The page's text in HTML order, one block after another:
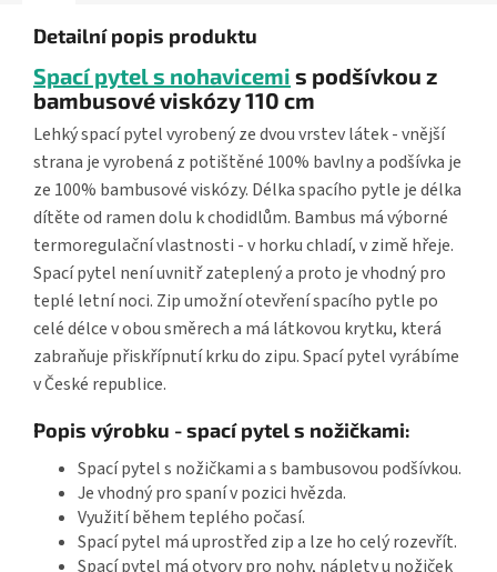
Detailní popis produktu
Spací pytel s nohavicemi s podšívkou z
bambusové viskózy 110 cm
Lehký spací pytel vyrobený ze dvou vrstev látek - vnější
strana je vyrobená z potištěné 100% bavlny a podšívka je
ze 100% bambusové viskózy. Délka spacího pytle je délka
dítěte od ramen dolu k chodidlům. Bambus má výborné
termoregulační vlastnosti - v horku chladí, v zimě hřeje.
Spací pytel není uvnitř zateplený a proto je vhodný pro
teplé letní noci. Zip umožní otevření spacího pytle po
celé délce v obou směrech a má látkovou krytku, která
zabraňuje přiskřípnutí krku do zipu. Spací pytel vyrábíme
v České republice.
Popis výrobku - spací pytel s nožičkami:
Spací pytel s nožičkami a s bambusovou podšívkou.
Je vhodný pro spaní v pozici hvězda.
Využití během teplého počasí.
Spací pytel má uprostřed zip a lze ho celý rozevřít.
Spací pytel má otvory pro nohy, náplety u nožiček